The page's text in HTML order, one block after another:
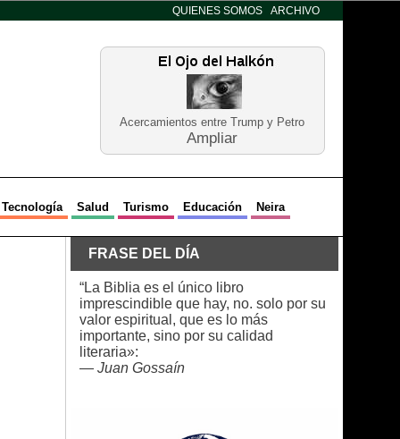
QUIENES SOMOS ARCHIVO
Acercamientos entre Trump y Petro
Ampliar
Tecnología Salud Turismo Educación Neira
FRASE DEL DÍA
“La Biblia es el único libro
imprescindible que hay, no. solo por su
valor espiritual, que es lo más
importante, sino por su calidad
literaria»:
— Juan Gossaín